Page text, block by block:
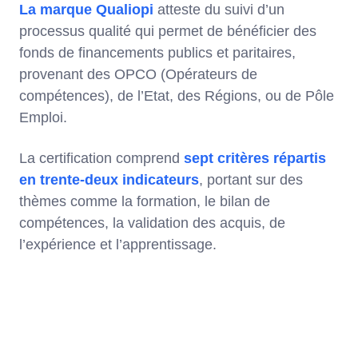
La marque Qualiopi atteste du suivi d’un
processus qualité qui permet de bénéficier des
fonds de financements publics et paritaires,
provenant des OPCO (Opérateurs de
compétences), de l’Etat, des Régions, ou de Pôle
Emploi.
La certification comprend sept critères répartis
en trente-deux indicateurs, portant sur des
thèmes comme la formation, le bilan de
compétences, la validation des acquis, de
l’expérience et l’apprentissage.